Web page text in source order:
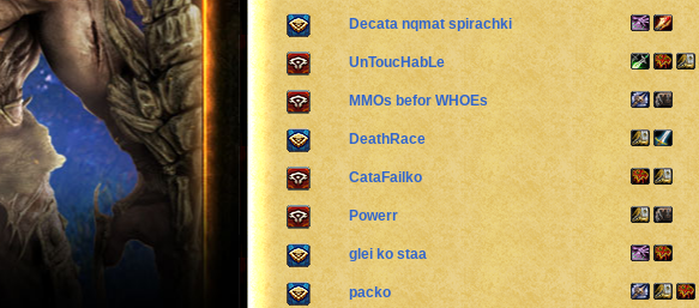
Decata nqmat spirachki
UnToucHabLe
MMOs befor WHOEs
DeathRace
CataFailko
Powerr
glei ko staa
packo